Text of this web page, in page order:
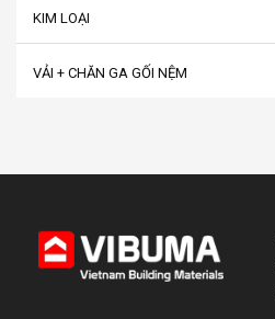
KIM LOẠI
VẢI + CHĂN GA GỐI NỆM